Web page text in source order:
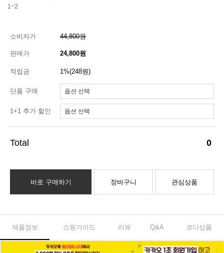
1~2
소비자가 44,800원
판매가 24,800원
적립금 1%(248원)
단품 구매
1+1 추가 할인
(선택)
0
바로 구매하기 장바구니 관심상품
제품정보 쇼핑가이드 리뷰 Q&A 코디상품